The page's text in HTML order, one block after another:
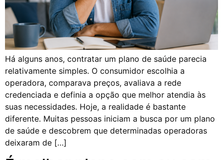
Há alguns anos, contratar um plano de saúde parecia
relativamente simples. O consumidor escolhia a
operadora, comparava preços, avaliava a rede
credenciada e definia a opção que melhor atendia às
suas necessidades. Hoje, a realidade é bastante
diferente. Muitas pessoas iniciam a busca por um plano
de saúde e descobrem que determinadas operadoras
deixaram de […]